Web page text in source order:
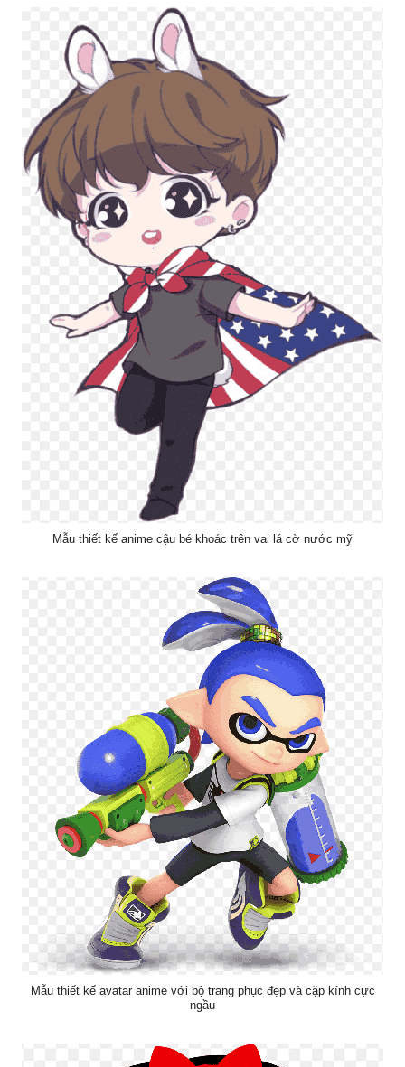
Mẫu thiết kế anime cậu bé khoác trên vai lá cờ nước mỹ
Mẫu thiết kế avatar anime với bộ trang phục đẹp và cặp kính cực
ngầu